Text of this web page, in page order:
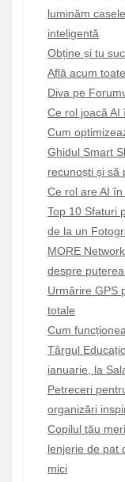
luminăm
inteligentă
Obține și tu
Află acum
Diva pe
Ce rol joacă AI
Cum
Ghidul Smart
recunoști și să
Ce rol are AI
Top 10 Sfaturi
de la un
MORE
despre
Urmărire GPS
totale
Cum
Târgul
ianuarie, la
Petreceri
organizări
Copilul tău
lenjerie de pat
mici